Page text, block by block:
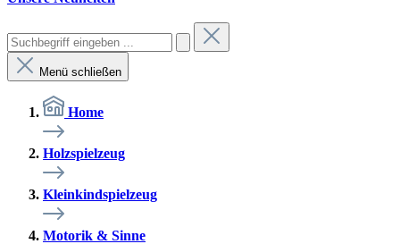
Menü schließen
Home
Holzspielzeug
Kleinkindspielzeug
Motorik & Sinne